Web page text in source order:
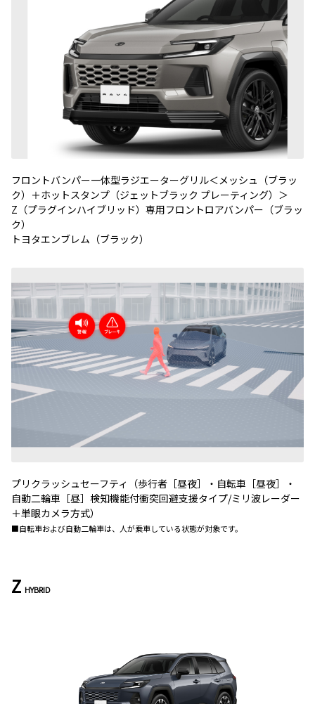
フロントバンパー一体型ラジエーターグリル＜メッシュ（ブラッ
ク）＋ホットスタンプ（ジェットブラック プレーティング）＞
Z（プラグインハイブリッド）専用フロントロアバンパー（ブラッ
ク）
トヨタエンブレム（ブラック）
プリクラッシュセーフティ（歩行者［昼夜］・自転車［昼夜］・
自動二輪車［昼］検知機能付衝突回避支援タイプ/ミリ波レーダー
＋単眼カメラ方式）
■自転車および自動二輪車は、人が乗車している状態が対象です。
Z HYBRID